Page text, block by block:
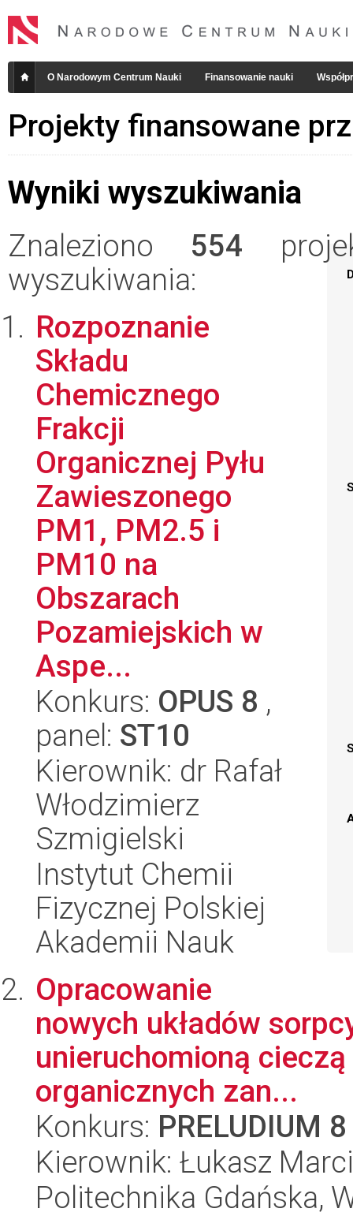
O Narodowym Centrum Nauki Finansowanie nauki
Projekty finansowane
Wyniki wyszukiwania
Znaleziono 554
wyszukiwania:
Rozpoznanie
Składu
Chemicznego
Frakcji
Organicznej Pyłu
Zawieszonego
PM1, PM2.5 i
PM10 na
Obszarach
Pozamiejskich w
Aspe...
Konkurs: OPUS 8 ,
panel: ST10
Kierownik: dr Rafał
Włodzimierz
Szmigielski
Instytut Chemii
Fizycznej Polskiej
Akademii Nauk
Opracowanie
nowych układów
unieruchomioną
organicznych zan...
Konkurs: PRELUDIUM 8
Kierownik: Łukasz
Politechnika Gdańska,